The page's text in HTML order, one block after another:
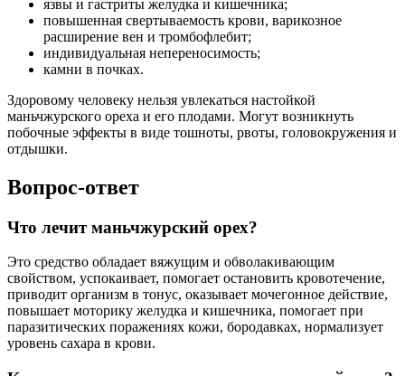
язвы и гастриты желудка и кишечника;
повышенная свертываемость крови, варикозное
расширение вен и тромбофлебит;
индивидуальная непереносимость;
камни в почках.
Здоровому человеку нельзя увлекаться настойкой
маньчжурского ореха и его плодами. Могут возникнуть
побочные эффекты в виде тошноты, рвоты, головокружения и
отдышки.
Вопрос-ответ
Что лечит маньчжурский орех?
Это средство обладает вяжущим и обволакивающим
свойством, успокаивает, помогает остановить кровотечение,
приводит организм в тонус, оказывает мочегонное действие,
повышает моторику желудка и кишечника, помогает при
паразитических поражениях кожи, бородавках, нормализует
уровень сахара в крови.